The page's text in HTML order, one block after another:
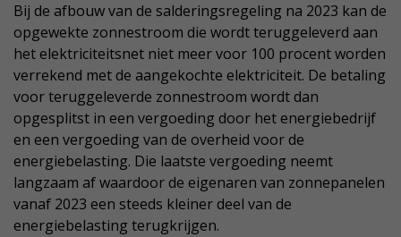
Bij de afbouw van de salderingsregeling na 2023 kan de
opgewekte zonnestroom die wordt teruggeleverd aan
het elektriciteitsnet niet meer voor 100 procent worden
verrekend met de aangekochte elektriciteit. De betaling
voor teruggeleverde zonnestroom wordt dan
opgesplitst in een vergoeding door het energiebedrijf
en een vergoeding van de overheid voor de
energiebelasting. Die laatste vergoeding neemt
langzaam af waardoor de eigenaren van zonnepanelen
vanaf 2023 een steeds kleiner deel van de
energiebelasting terugkrijgen.